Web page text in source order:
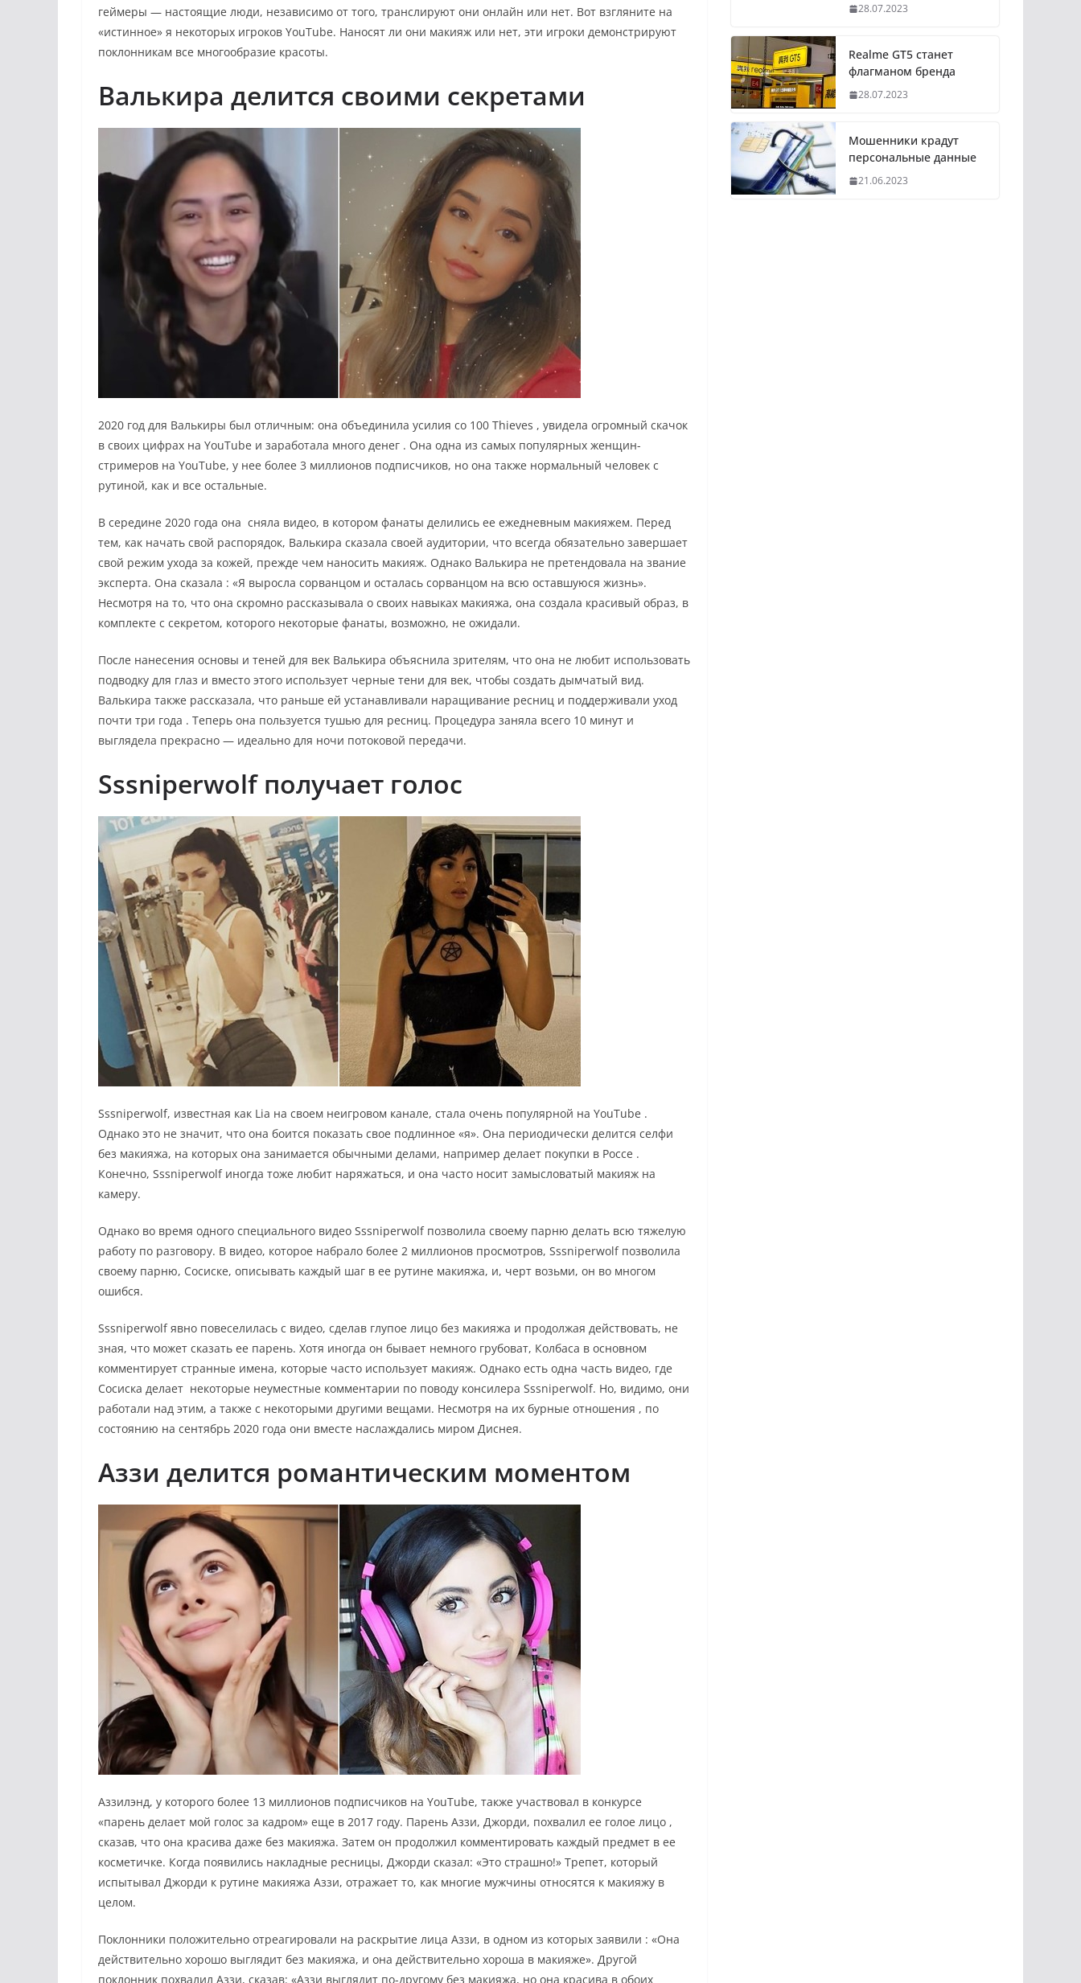
геймеры — настоящие люди, независимо от того, транслируют они онлайн или нет. Вот взгляните на
«истинное» я некоторых игроков YouTube. Наносят ли они макияж или нет, эти игроки демонстрируют
поклонникам все многообразие красоты.
Валькира делится своими секретами
2020 год для Валькиры был отличным: она объединила усилия со 100 Thieves , увидела огромный скачок
в своих цифрах на YouTube и заработала много денег . Она одна из самых популярных женщин-
стримеров на YouTube, у нее более 3 миллионов подписчиков, но она также нормальный человек с
рутиной, как и все остальные.
В середине 2020 года она сняла видео, в котором фанаты делились ее ежедневным макияжем. Перед
тем, как начать свой распорядок, Валькира сказала своей аудитории, что всегда обязательно завершает
свой режим ухода за кожей, прежде чем наносить макияж. Однако Валькира не претендовала на звание
эксперта. Она сказала : «Я выросла сорванцом и осталась сорванцом на всю оставшуюся жизнь».
Несмотря на то, что она скромно рассказывала о своих навыках макияжа, она создала красивый образ, в
комплекте с секретом, которого некоторые фанаты, возможно, не ожидали.
После нанесения основы и теней для век Валькира объяснила зрителям, что она не любит использовать
подводку для глаз и вместо этого использует черные тени для век, чтобы создать дымчатый вид.
Валькира также рассказала, что раньше ей устанавливали наращивание ресниц и поддерживали уход
почти три года . Теперь она пользуется тушью для ресниц. Процедура заняла всего 10 минут и
выглядела прекрасно — идеально для ночи потоковой передачи.
Sssniperwolf получает голос
Sssniperwolf, известная как Lia на своем неигровом канале, стала очень популярной на YouTube .
Однако это не значит, что она боится показать свое подлинное «я». Она периодически делится селфи
без макияжа, на которых она занимается обычными делами, например делает покупки в Россе .
Конечно, Sssniperwolf иногда тоже любит наряжаться, и она часто носит замысловатый макияж на
камеру.
Однако во время одного специального видео Sssniperwolf позволила своему парню делать всю тяжелую
работу по разговору. В видео, которое набрало более 2 миллионов просмотров, Sssniperwolf позволила
своему парню, Сосиске, описывать каждый шаг в ее рутине макияжа, и, черт возьми, он во многом
ошибся.
Sssniperwolf явно повеселилась с видео, сделав глупое лицо без макияжа и продолжая действовать, не
зная, что может сказать ее парень. Хотя иногда он бывает немного грубоват, Колбаса в основном
комментирует странные имена, которые часто использует макияж. Однако есть одна часть видео, где
Сосиска делает некоторые неуместные комментарии по поводу консилера Sssniperwolf. Но, видимо, они
работали над этим, а также с некоторыми другими вещами. Несмотря на их бурные отношения , по
состоянию на сентябрь 2020 года они вместе наслаждались миром Диснея.
Аззи делится романтическим моментом
Аззилэнд, у которого более 13 миллионов подписчиков на YouTube, также участвовал в конкурсе
«парень делает мой голос за кадром» еще в 2017 году. Парень Аззи, Джорди, похвалил ее голое лицо ,
сказав, что она красива даже без макияжа. Затем он продолжил комментировать каждый предмет в ее
косметичке. Когда появились накладные ресницы, Джорди сказал: «Это страшно!» Трепет, который
испытывал Джорди к рутине макияжа Аззи, отражает то, как многие мужчины относятся к макияжу в
целом.
Поклонники положительно отреагировали на раскрытие лица Аззи, в одном из которых заявили : «Она
действительно хорошо выглядит без макияжа, и она действительно хороша в макияже». Другой
поклонник похвалил Аззи, сказав: «Аззи выглядит по-другому без макияжа, но она красива в обоих
28.07.2023
Realme GT5 станет
флагманом бренда
28.07.2023
Мошенники крадут
персональные данные
21.06.2023